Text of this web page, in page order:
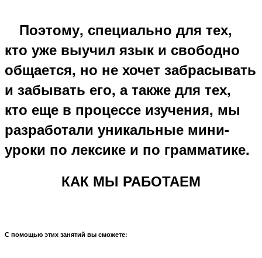
⠀ Поэтому, специально для тех,
кто уже выучил язык и свободно
общается, но не хочет забрасывать
и забывать его, а также для тех,
кто еще в процессе изучения, мы
разработали уникальные мини-
уроки по лексике и по грамматике.
КАК МЫ РАБОТАЕМ
С помощью этих занятий вы сможете: